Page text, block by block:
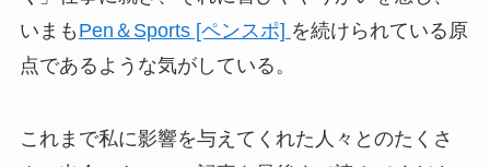
いまも Pen＆Sports [ペンスポ] を続けられている原
点であるような気がしている。
これまで私に影響を与えてくれた人々とのたくさ